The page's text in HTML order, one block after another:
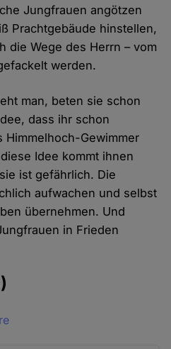
Jungfrauen angötzen
Prachtgebäude hinstellen,
die Wege des Herrn – vom
werden.
man, beten sie schon
dass ihr schon
Gewimmer
Idee kommt ihnen
ist gefährlich. Die
aufwachen und selbst
übernehmen. Und
in Frieden